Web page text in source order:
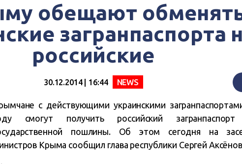
обещают
загранпаспорта
российские
30.12.2014 | 16:44 NEWS
с действующими украинскими
смогут получить российский
пошлины. Об этом сегодня на
Крыма сообщил глава республики Сергей